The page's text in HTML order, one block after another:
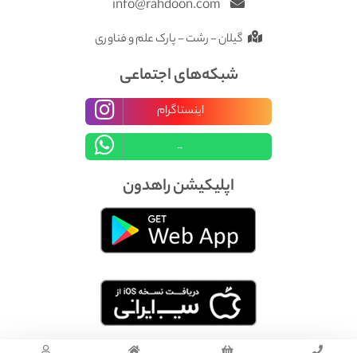
گیلان - رشت - پارک علم و فناوری
شبکه‌های اجتماعی
اینستاگرام
_
اپلیکیشن راهدون